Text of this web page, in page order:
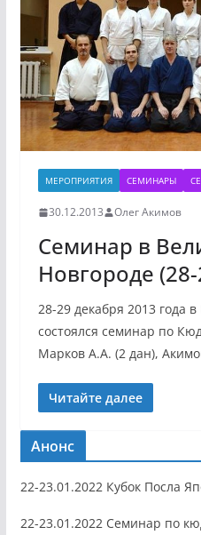
МЕРОПРИЯТИЯ СЕМИНАРЫ
30.12.2013 Олег Акимов
Семинар в
Новгороде
28-29 декабря 2013 года
состоялся семинар по
Марков А.А. (2 дан),
Читайте далее
Анонс
22-23.01.2022 Кубок Посла
22-23.01.2022 Семинар по